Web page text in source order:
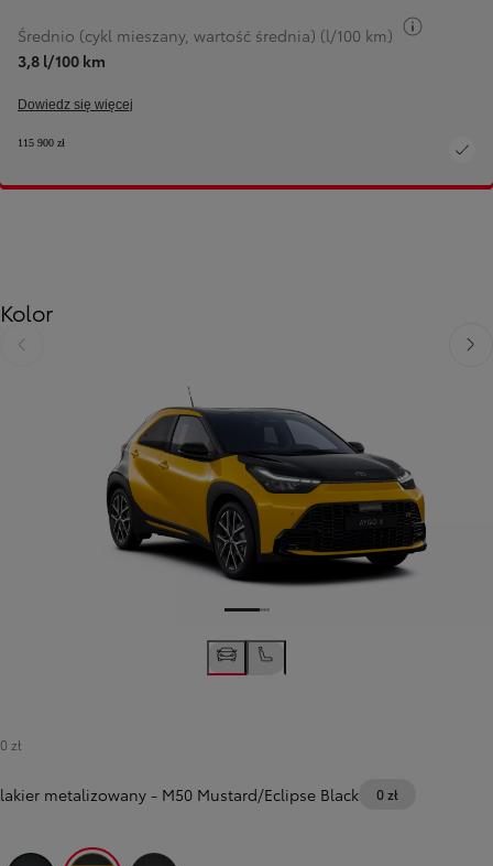
Średnio (cykl mieszany, wartość średnia) (l/100 km)
3,8 l/100 km
Dowiedz się więcej
115 900 zł
Kolor
Poprzedni
0 zł
lakier metalizowany - M50 Mustard/Eclipse Black 0 zł